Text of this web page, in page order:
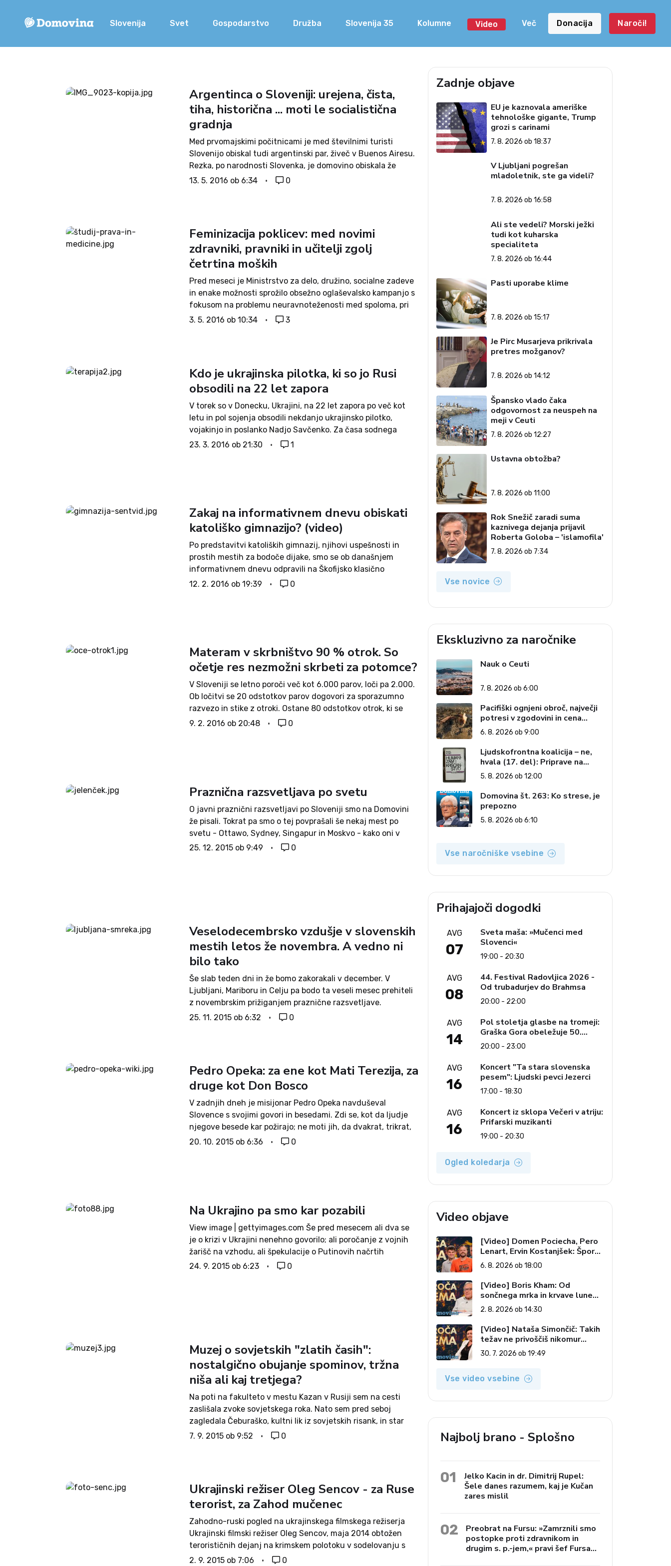
Slovenija Svet Gospodarstvo Družba Slovenija 35 Kolumne Video Več Donacija Naroči!
Argentinca o Sloveniji: urejena, čista,
tiha, historična ... moti le socialistična
gradnja
Med prvomajskimi počitnicami je med številnimi turisti
Slovenijo obiskal tudi argentinski par, živeč v Buenos Airesu.
Rezka, po narodnosti Slovenka, je domovino obiskala že
večkrat, špansko govoreči Jose Luis pa je v Sloveniji prvič. V
13. 5. 2016 ob 6:34 0
Feminizacija poklicev: med novimi
zdravniki, pravniki in učitelji zgolj
četrtina moških
Pred meseci je Ministrstvo za delo, družino, socialne zadeve
in enake možnosti sprožilo obsežno oglaševalsko kampanjo s
fokusom na problemu neuravnoteženosti med spoloma, pri
čemer je k problemu pristopilo predvsem iz stališča
3. 5. 2016 ob 10:34 3
Kdo je ukrajinska pilotka, ki so jo Rusi
obsodili na 22 let zapora
V torek so v Donecku, Ukrajini, na 22 let zapora po več kot
letu in pol sojenja obsodili nekdanjo ukrajinsko pilotko,
vojakinjo in poslanko Nadjo Savčenko. Za časa sodnega
postopka je za Ukrajince postala pravi heroj, dobila pa je
23. 3. 2016 ob 21:30 1
Zakaj na informativnem dnevu obiskati
katoliško gimnazijo? (video)
Po predstavitvi katoliških gimnazij, njihovi uspešnosti in
prostih mestih za bodoče dijake, smo se ob današnjem
informativnem dnevu odpravili na Škofijsko klasično
gimnazijo v Ljubljani in pri devetošolcih preverili, zakaj so jo
12. 2. 2016 ob 19:39 0
Materam v skrbništvo 90 % otrok. So
očetje res nezmožni skrbeti za potomce?
V Sloveniji se letno poroči več kot 6.000 parov, loči pa 2.000.
Ob ločitvi se 20 odstotkov parov dogovori za sporazumno
razvezo in stike z otroki. Ostane 80 odstotkov otrok, ki se
nato, tako statistika, med starša delijo v razmerju...
9. 2. 2016 ob 20:48 0
Praznična razsvetljava po svetu
O javni praznični razsvetljavi po Sloveniji smo na Domovini
že pisali. Tokrat pa smo o tej povprašali še nekaj mest po
svetu - Ottawo, Sydney, Singapur in Moskvo - kako oni v
svojih mestih pričarajo praznično vzdušje s pomočjo
25. 12. 2015 ob 9:49 0
Veselodecembrsko vzdušje v slovenskih
mestih letos že novembra. A vedno ni
bilo tako
Še slab teden dni in že bomo zakorakali v december. V
Ljubljani, Mariboru in Celju pa bodo ta veseli mesec prehiteli
z novembrskim prižiganjem praznične razsvetljave.
Praznična razsvetljava ter pojem veselega decembra sta
25. 11. 2015 ob 6:32 0
Pedro Opeka: za ene kot Mati Terezija, za
druge kot Don Bosco
V zadnjih dneh je misijonar Pedro Opeka navduševal
Slovence s svojimi govori in besedami. Zdi se, kot da ljudje
njegove besede kar požirajo; ne moti jih, da dvakrat, trikrat,
štirikrat in še neštetokrat ponovi isto sporočilo, in sicer:
20. 10. 2015 ob 6:36 0
Na Ukrajino pa smo kar pozabili
View image | gettyimages.com Še pred mesecem ali dva se
je o krizi v Ukrajini nenehno govorilo; ali poročanje z vojnih
žarišč na vzhodu, ali špekulacije o Putinovih načrtih
zavzetja in priključitve še kakšnega dela Ukrajine, srečanj in
24. 9. 2015 ob 6:23 0
Muzej o sovjetskih "zlatih časih":
nostalgično obujanje spominov, tržna
niša ali kaj tretjega?
Na poti na fakulteto v mestu Kazan v Rusiji sem na cesti
zaslišala zvoke sovjetskega roka. Nato sem pred seboj
zagledala Čeburaško, kultni lik iz sovjetskih risank, in star
otroški plastični pisalni stroj. Spremljal jih je napis napis:
7. 9. 2015 ob 9:52 0
Ukrajinski režiser Oleg Sencov - za Ruse
terorist, za Zahod mučenec
Zahodno-ruski pogled na ukrajinskega filmskega režiserja
Ukrajinski filmski režiser Oleg Sencov, maja 2014 obtožen
terorističnih dejanj na krimskem polotoku v sodelovanju s
skrajnimi ukrajinskimi desničarji, je bil 25. 8. letos na ruskem
2. 9. 2015 ob 7:06 0
Zadnje objave
EU je kaznovala ameriške
tehnološke gigante, Trump
grozi s carinami
7. 8. 2026 ob 18:37
V Ljubljani pogrešan
mladoletnik, ste ga videli?
7. 8. 2026 ob 16:58
Ali ste vedeli? Morski ježki
tudi kot kuharska
specialiteta
7. 8. 2026 ob 16:44
Pasti uporabe klime
7. 8. 2026 ob 15:17
Je Pirc Musarjeva prikrivala
pretres možganov?
7. 8. 2026 ob 14:12
Špansko vlado čaka
odgovornost za neuspeh na
meji v Ceuti
7. 8. 2026 ob 12:27
Ustavna obtožba?
7. 8. 2026 ob 11:00
Rok Snežič zaradi suma
kaznivega dejanja prijavil
Roberta Goloba – 'islamofila'
7. 8. 2026 ob 7:34
Vse novice
Ekskluzivno za naročnike
Nauk o Ceuti
7. 8. 2026 ob 6:00
Pacifiški ognjeni obroč, največji
potresi v zgodovini in cena
pozabe
6. 8. 2026 ob 9:00
Ljudskofrontna koalicija – ne,
hvala (17. del): Priprave na
sestop z oblasti – dvorska
opozicija 6: Gramsci na delu:
Revija 2000 in revolucionarna
izvotlitev krščanstva
5. 8. 2026 ob 12:00
Domovina št. 263: Ko strese, je
prepozno
5. 8. 2026 ob 6:10
Vse naročniške vsebine
Prihajajoči dogodki
AVG
07
Sveta maša: »Mučenci med
Slovenci«
19:00 - 20:30
AVG
08
44. Festival Radovljica 2026 -
Od trubadurjev do Brahmsa
20:00 - 22:00
AVG
14
Pol stoletja glasbe na tromeji:
Graška Gora obeležuje 50.
jubilejni festival narodno-
zabavne glasbe
20:00 - 23:00
AVG
16
Koncert "Ta stara slovenska
pesem": Ljudski pevci Jezerci
17:00 - 18:30
AVG
16
Koncert iz sklopa Večeri v atriju:
Prifarski muzikanti
19:00 - 20:30
Ogled koledarja
Video objave
[Video] Domen Pociecha, Pero
Lenart, Ervin Kostanjšek: Šport
specialcev (Vroča tema, 6. 8.
2026)
6. 8. 2026 ob 18:00
[Video] Boris Kham: Od
sončnega mrka in krvave lune
do slovenskih pečatov v vesolju
(Vroča tema, 2. 8. 2026)
2. 8. 2026 ob 14:30
[Video] Nataša Simončič: Takih
težav ne privoščiš nikomur
(Vroča tema, 30. 7. 2026)
30. 7. 2026 ob 19:49
Vse video vsebine
Najbolj brano - Splošno
01
Jelko Kacin in dr. Dimitrij Rupel:
Šele danes razumem, kaj je Kučan
zares mislil
02
Preobrat na Fursu: »Zamrznili smo
postopke proti zdravnikom in
drugim s. p.-jem,« pravi šef Fursa